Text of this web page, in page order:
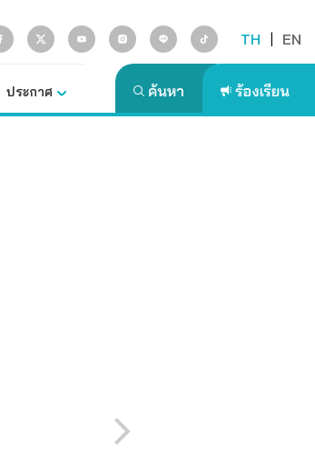
TH | EN
ประกาศ